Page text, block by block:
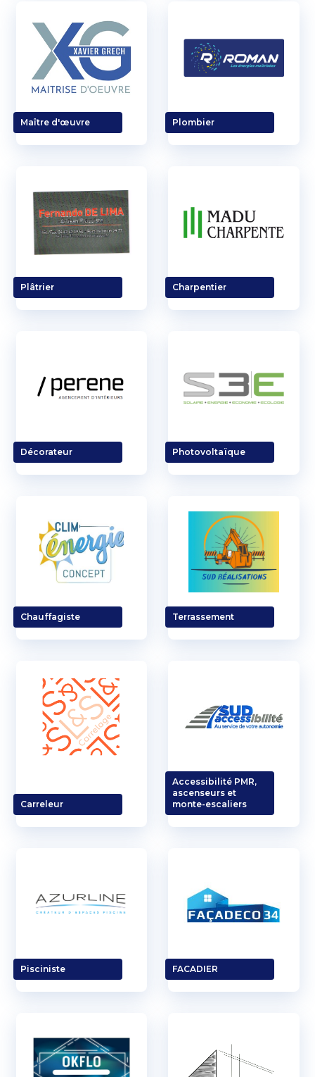
Maître d'œuvre Plombier
Plâtrier Charpentier
Décorateur Photovoltaïque
Chauffagiste Terrassement
Carreleur
Accessibilité PMR,
ascenseurs et
monte-escaliers
Pisciniste FACADIER